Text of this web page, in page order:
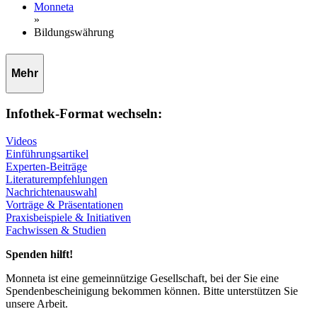
Monneta
»
Bildungswährung
Mehr
Infothek-Format wechseln:
Videos
Einführungsartikel
Experten-Beiträge
Literaturempfehlungen
Nachrichtenauswahl
Vorträge & Präsentationen
Praxisbeispiele & Initiativen
Fachwissen & Studien
Spenden hilft!
Monneta ist eine gemeinnützige Gesellschaft, bei der Sie eine
Spendenbescheinigung bekommen können. Bitte unterstützen Sie
unsere Arbeit.